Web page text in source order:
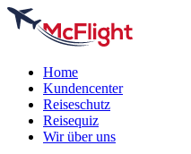
Home
Kundencenter
Reiseschutz
Reisequiz
Wir über uns